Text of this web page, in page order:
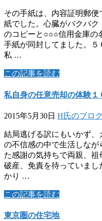
その手紙は、内容証明郵
紙でした。心臓がバクバ
のコピーと○○○信用金庫の
手紙が同封してました。
私 …
この記事を読む
私自身の任意売却の体験１
2015年5月30日 H氏のブロ
結局逃げる訳にもいかず
の不信感の中で生活しな
た感謝の気持ちで両親、
破産、免責を待っていま
かり …
この記事を読む
東京圏の住宅地